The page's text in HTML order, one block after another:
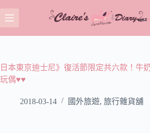
至
主
容
日本東京迪士尼》復活節限定共六款！牛
玩偶♥♥
2018-03-14 國外旅遊, 旅行雜貨舖